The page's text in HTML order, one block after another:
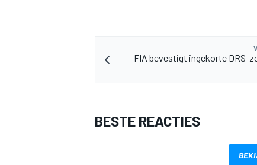
FIA bevestigt ingekorte DRS-
BESTE REACTIES